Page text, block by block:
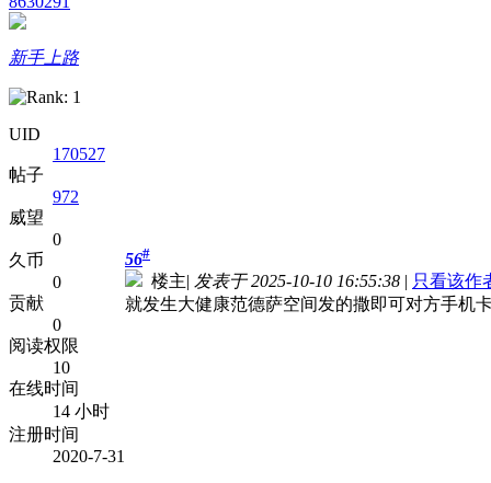
新手上路
UID
170527
帖子
972
威望
0
久币
0
贡献
0
阅读权限
10
在线时间
14 小时
注册时间
2020-7-31
56#
楼主| 发表于 2025-10-10 16:55:38 | 只看该作
就发生大健康范德萨空间发的撒即可对方手机